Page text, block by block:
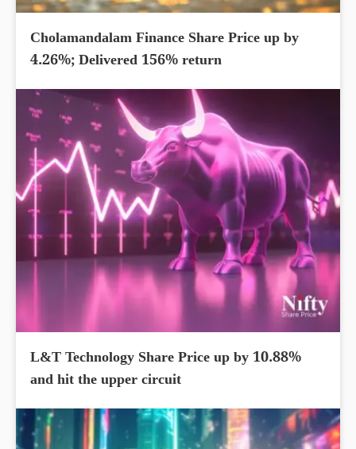
Cholamandalam Finance Share Price up by
4.26%; Delivered 156% return
L&T Technology Share Price up by 10.88%
and hit the upper circuit